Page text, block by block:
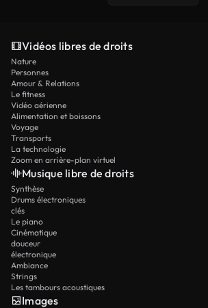
Vidéos libres de droits
Nature
Personnes
Amour & Relations
Le fitness
Vidéo aérienne
Alimentation et boissons
Voyage
Transports
La technologie
Zoom en arrière-plan virtuel
Musique libre de droits
Synthèse
Drums électroniques
clés
Le piano
Cinématique
douceur
électronique
Ambiance
Strings
Les tambours acoustiques
Images